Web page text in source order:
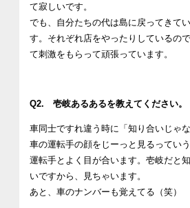
て寂しいです。
でも、自分たちの代は島に戻ってきて
す。それぞれ店をやったりしているの
て刺激をもらって頑張っています。
Q2. 壱岐あるあるを教えてください。
車同士ですれ違う時に「知り合いじゃ
車の運転手の顔をじーっと見るってい
運転手とよく目が合います。壱岐だと
いですから、見ちゃいます。
あと、車のナンバーも覚えてる（笑）